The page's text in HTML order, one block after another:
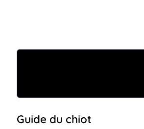
Guide du chiot